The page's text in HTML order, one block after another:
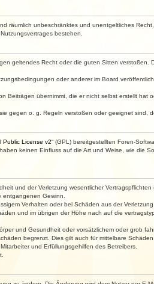
räumlich unbeschränktes und unentgeltliches
bestehen.
geltendes Recht oder die guten Sitten
oder anderer im Board
Beiträgen übernimmt, die er nicht selbst erstellt
gegen o. g. Regeln verstoßen oder geeignet sind,
Public License v2“ (GPL) bereitgestellten Foren-
keinen Einfluss auf die Art und Weise, wie die
und der Verletzung wesentlicher
Gewinn.
Verhalten oder bei Schäden aus der
und im übrigen der Höhe nach auf die
und Gesundheit oder vorsätzlichem oder grob
begrenzt. Dies gilt auch für mittelbare
und Erfüllungsgehilfen des Betreibers.